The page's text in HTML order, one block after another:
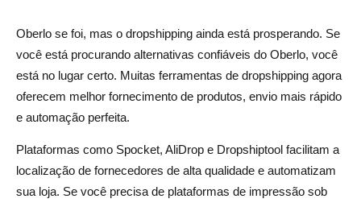
6. SaleHoo: um diretório de fornecedores confiável
8. Syncee: fornecimento de produtos com tecnologia de
IA
9. Eprolo: plataforma gratuita de dropshipping
10. Importify: uma alternativa flexível para importação de
produtos
Oberlo se foi, mas o dropshipping ainda está prosperando. Se
você está procurando alternativas confiáveis do Oberlo, você
está no lugar certo. Muitas ferramentas de dropshipping agora
oferecem melhor fornecimento de produtos, envio mais rápido
e automação perfeita.
Plataformas como Spocket, AliDrop e Dropshiptool facilitam a
localização de fornecedores de alta qualidade e automatizam
sua loja. Se você precisa de plataformas de impressão sob